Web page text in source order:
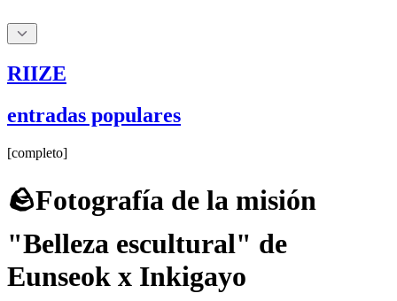
RIIZE
entradas populares
[completo]
🪨Fotografía de la misión
"Belleza escultural" de
Eunseok x Inkigayo